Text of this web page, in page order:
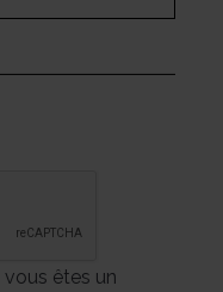
êtes un